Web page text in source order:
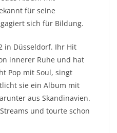
für seine
sich für Bildung.
in Düsseldorf. Ihr Hit
innerer Ruhe und hat
Pop mit Soul, singt
sie ein Album mit
aus Skandinavien.
und tourte schon